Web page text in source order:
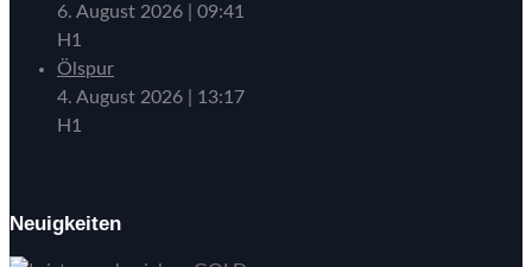
6. August 2026
09:41
H1
Ölspur
4. August 2026
13:17
H1
Neuigkeiten